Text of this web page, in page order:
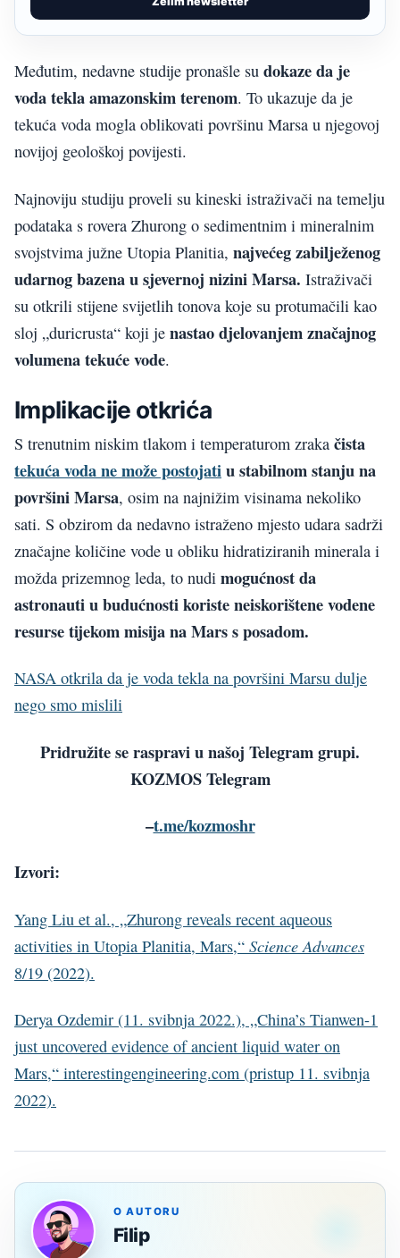
Međutim, nedavne studije pronašle su dokaze da je
voda tekla amazonskim terenom. To ukazuje da je
tekuća voda mogla oblikovati površinu Marsa u njegovoj
novijoj geološkoj povijesti.
Najnoviju studiju proveli su kineski istraživači na temelju
podataka s rovera Zhurong o sedimentnim i mineralnim
svojstvima južne Utopia Planitia, najvećeg zabilježenog
udarnog bazena u sjevernoj nizini Marsa. Istraživači
su otkrili stijene svijetlih tonova koje su protumačili kao
sloj „duricrusta“ koji je nastao djelovanjem značajnog
volumena tekuće vode.
Implikacije otkrića
S trenutnim niskim tlakom i temperaturom zraka čista
tekuća voda ne može postojatiu stabilnom stanju na
površini Marsa, osim na najnižim visinama nekoliko
sati. S obzirom da nedavno istraženo mjesto udara sadrži
značajne količine vode u obliku hidratiziranih minerala i
možda prizemnog leda, to nudi mogućnost da
astronauti u budućnosti koriste neiskorištene vodene
resurse tijekom misija na Mars s posadom.
NASA otkrila da je voda tekla na površini Marsu dulje
nego smo mislili
Pridružite se raspravi u našoj Telegram grupi.
KOZMOS Telegram
–t.me/kozmoshr
Izvori:
Yang Liu et al., „Zhurong reveals recent aqueous
activities in Utopia Planitia, Mars,“ Science Advances
8/19 (2022).
Derya Ozdemir (11. svibnja 2022.), „China’s Tianwen-1
just uncovered evidence of ancient liquid water on
Mars,“ interestingengineering.com (pristup 11. svibnja
2022).
O AUTORU
Filip